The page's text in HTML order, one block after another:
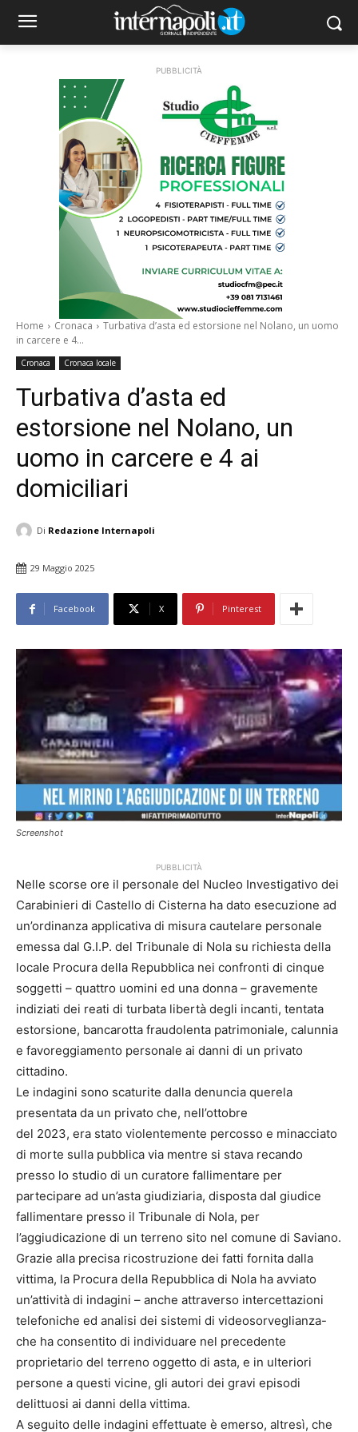
PUBBLICITÀ
Home Cronaca
Turbativa d’asta ed estorsione nel Nolano, un uomo
in carcere e 4...
Cronaca Cronaca locale
Turbativa d’asta ed
estorsione nel Nolano, un
uomo in carcere e 4 ai
domiciliari
Di Redazione Internapoli
29 Maggio 2025
Facebook X Pinterest
Screenshot
PUBBLICITÀ
Nelle scorse ore il personale del Nucleo Investigativo dei
Carabinieri di Castello di Cisterna ha dato esecuzione ad
un’ordinanza applicativa di misura cautelare personale
emessa dal G.I.P. del Tribunale di Nola su richiesta della
locale Procura della Repubblica nei confronti di cinque
soggetti – quattro uomini ed una donna – gravemente
indiziati dei reati di turbata libertà degli incanti, tentata
estorsione, bancarotta fraudolenta patrimoniale, calunnia
e favoreggiamento personale ai danni di un privato
cittadino.
Le indagini sono scaturite dalla denuncia querela
presentata da un privato che, nell’ottobre
del 2023, era stato violentemente percosso e minacciato
di morte sulla pubblica via mentre si stava recando
presso lo studio di un curatore fallimentare per
partecipare ad un’asta giudiziaria, disposta dal giudice
fallimentare presso il Tribunale di Nola, per
l’aggiudicazione di un terreno sito nel comune di Saviano.
Grazie alla precisa ricostruzione dei fatti fornita dalla
vittima, la Procura della Repubblica di Nola ha avviato
un’attività di indagini – anche attraverso intercettazioni
telefoniche ed analisi dei sistemi di videosorveglianza-
che ha consentito di individuare nel precedente
proprietario del terreno oggetto di asta, e in ulteriori
persone a questi vicine, gli autori dei gravi episodi
delittuosi ai danni della vittima.
A seguito delle indagini effettuate è emerso, altresì, che